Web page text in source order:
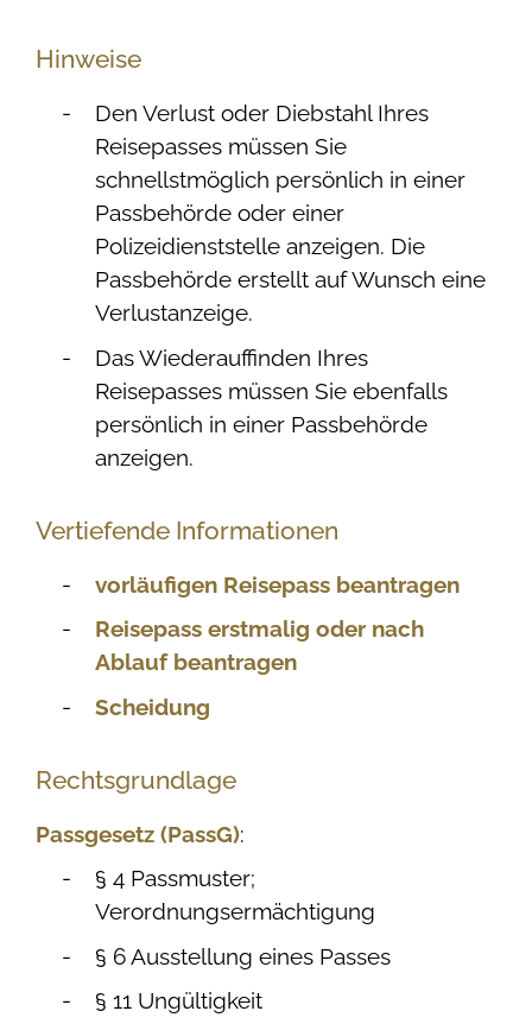
Hinweise
Den Verlust oder Diebstahl Ihres
Reisepasses müssen Sie
schnellstmöglich persönlich in einer
Passbehörde oder einer
Polizeidienststelle anzeigen. Die
Passbehörde erstellt auf Wunsch eine
Verlustanzeige.
Das Wiederauffinden Ihres
Reisepasses müssen Sie ebenfalls
persönlich in einer Passbehörde
anzeigen.
Vertiefende Informationen
vorläufigen Reisepass beantragen
Reisepass erstmalig oder nach
Ablauf beantragen
Scheidung
Rechtsgrundlage
Passgesetz (PassG):
§ 4 Passmuster;
Verordnungsermächtigung
§ 6 Ausstellung eines Passes
§ 11 Ungültigkeit